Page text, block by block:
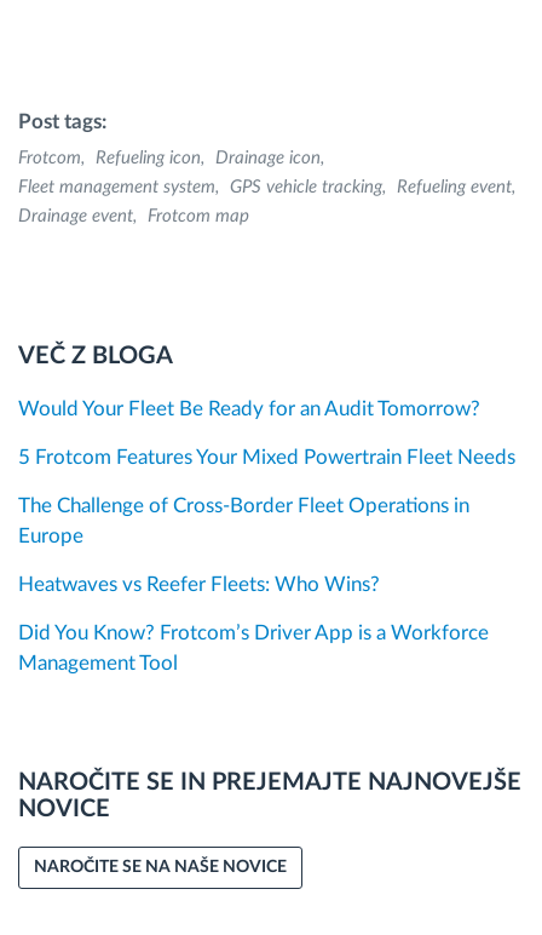
Post tags:
Frotcom Refueling icon
Drainage icon
Fleet management system
GPS vehicle tracking
Refueling event
Drainage event
Frotcom map
VEČ Z BLOGA
Would Your Fleet Be Ready for an Audit Tomorrow?
5 Frotcom Features Your Mixed Powertrain Fleet Needs
The Challenge of Cross-Border Fleet Operations in
Europe
Heatwaves vs Reefer Fleets: Who Wins?
Did You Know? Frotcom’s Driver App is a Workforce
Management Tool
NAROČITE SE IN PREJEMAJTE NAJNOVEJŠE
NOVICE
NAROČITE SE NA NAŠE NOVICE